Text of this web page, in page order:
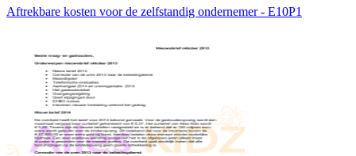
Aftrekbare kosten voor de zelfstandig ondernemer - E10P1